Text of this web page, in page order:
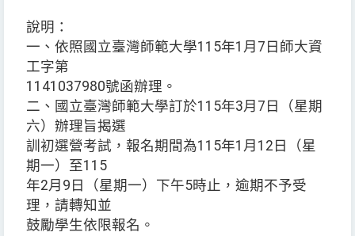
說明：
一、依照國立臺灣師範大學115年1月7日師大資
工字第
1141037980號函辦理。
二、國立臺灣師範大學訂於115年3月7日（星期
六）辦理旨揭選
訓初選營考試，報名期間為115年1月12日（星
期一）至115
年2月9日（星期一）下午5時止，逾期不予受
理，請轉知並
鼓勵學生依限報名。